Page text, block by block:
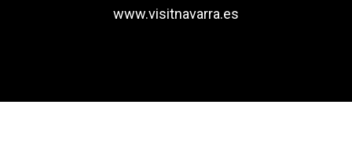
www.visitnavarra.es